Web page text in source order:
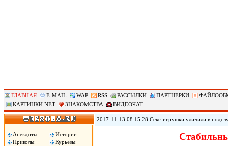
ГЛАВНАЯ E-MAIL WAP RSS РАССЫЛКИ ПАРТНЕРКИ
КАРТИНКИ.NET
ЗНАКОМСТВА ВИДЕОЧАТ
Анекдоты
Истории
Приколы
Курьезы
2017-11-13 08:15:28 Секс-игрушки уличили в
позволяет удаленно контролировать секс-игрушки,
затем сохраняло в памяти телефона. .